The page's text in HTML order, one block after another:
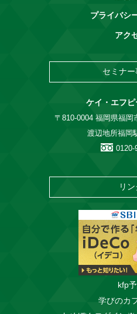
プライバシ
アク
セミナー
ケイ・エフ
〒810-0004 福岡県福岡
渡辺地所福岡
0120-
リン
kfp
学びのカ